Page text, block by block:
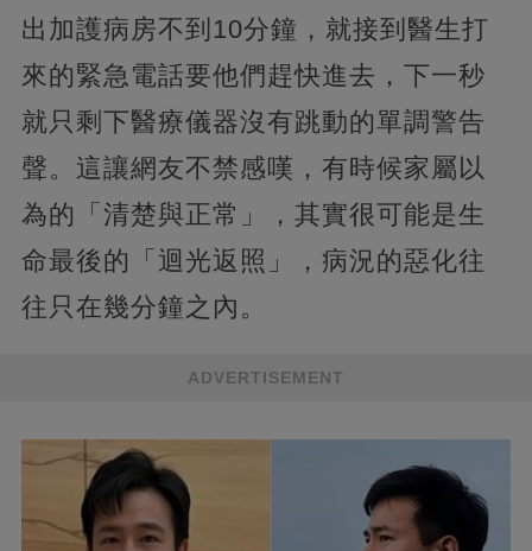
出加護病房不到10分鐘，就接到醫生打
來的緊急電話要他們趕快進去，下一秒
就只剩下醫療儀器沒有跳動的單調警告
聲。這讓網友不禁感嘆，有時候家屬以
為的「清楚與正常」，其實很可能是生
命最後的「迴光返照」，病況的惡化往
往只在幾分鐘之內。
ADVERTISEMENT